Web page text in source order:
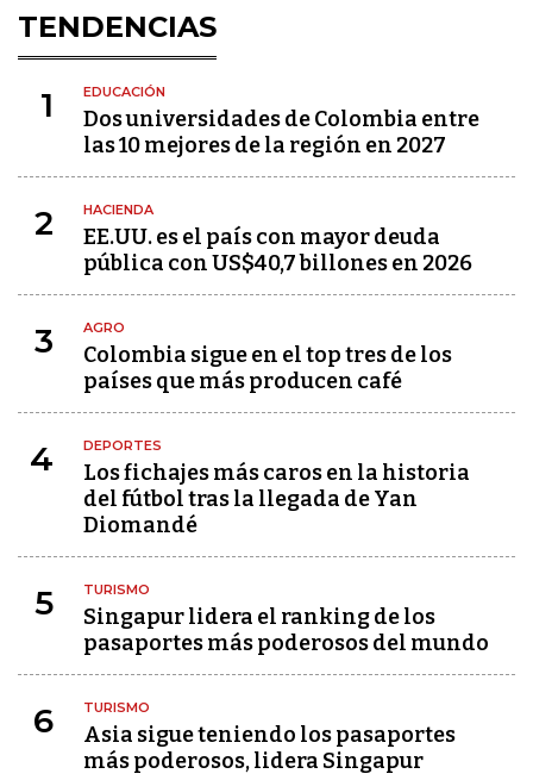
TENDENCIAS
1 EDUCACIÓN
Dos universidades de Colombia entre
las 10 mejores de la región en 2027
2 HACIENDA
EE.UU. es el país con mayor deuda
pública con US$40,7 billones en 2026
3 AGRO
Colombia sigue en el top tres de los
países que más producen café
4 DEPORTES
Los fichajes más caros en la historia
del fútbol tras la llegada de Yan
Diomandé
5 TURISMO
Singapur lidera el ranking de los
pasaportes más poderosos del mundo
6 TURISMO
Asia sigue teniendo los pasaportes
más poderosos, lidera Singapur